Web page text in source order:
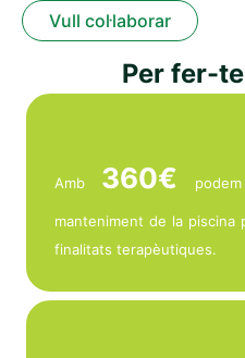
Vull col·laborar
Per fer-
Amb 360€
manteniment de la piscina
finalitats terapèutiques.